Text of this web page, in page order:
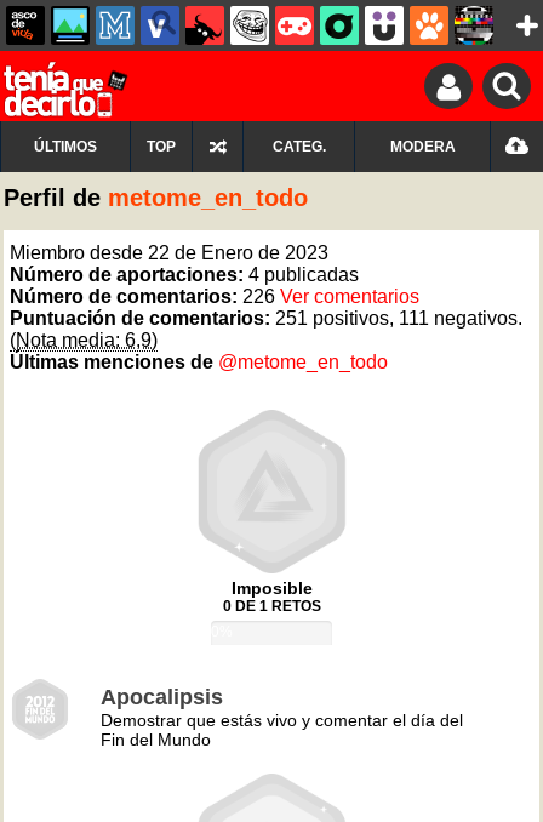
ÚLTIMOS TOP CATEG. MODERA
Perfil de metome_en_todo
Miembro desde 22 de Enero de 2023
Número de aportaciones: 4 publicadas
Número de comentarios: 226 Ver comentarios
Puntuación de comentarios: 251 positivos, 111 negativos.
(Nota media: 6,9)
Últimas menciones de @metome_en_todo
Imposible
0 DE 1 RETOS
Apocalipsis
Demostrar que estás vivo y comentar el día del
Fin del Mundo